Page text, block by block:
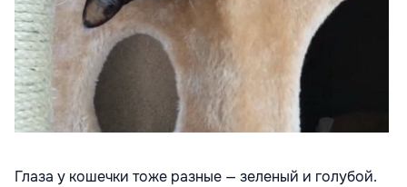
Глаза у кошечки тоже разные — зеленый и голубой.